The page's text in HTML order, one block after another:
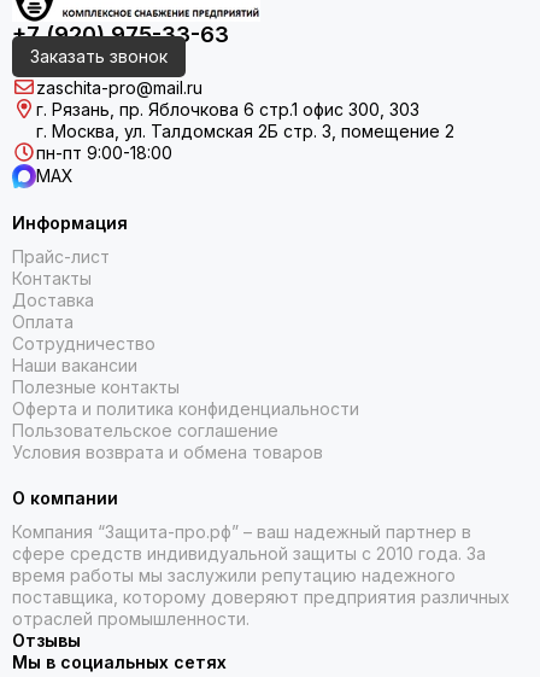
+7 (920) 975-33-63
Заказать звонок
zaschita-pro@mail.ru
г. Рязань, пр. Яблочкова 6 стр.1 офис 300, 303
г. Москва, ул. Талдомская 2Б стр. 3, помещение 2
пн-пт 9:00-18:00
MAX
Информация
Прайс-лист
Контакты
Доставка
Оплата
Сотрудничество
Наши вакансии
Полезные контакты
Оферта и политика конфиденциальности
Пользовательское соглашение
Условия возврата и обмена товаров
О компании
Компания “Защита-про.рф” – ваш надежный партнер в
сфере средств индивидуальной защиты с 2010 года. За
время работы мы заслужили репутацию надежного
поставщика, которому доверяют предприятия различных
отраслей промышленности.
Отзывы
Мы в социальных сетях